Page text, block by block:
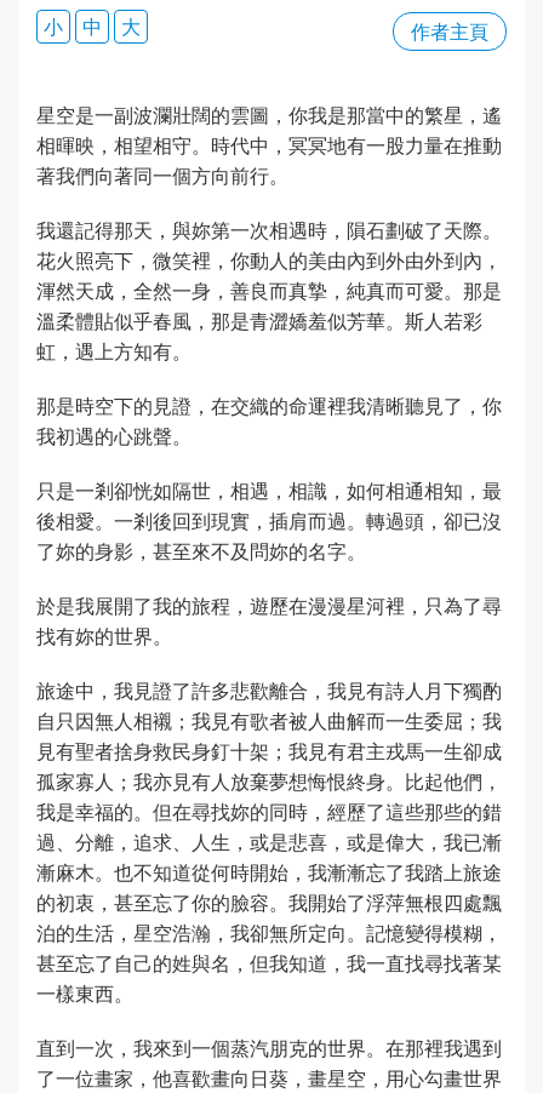
作者主頁
小 中 大
星空是一副波瀾壯闊的雲圖，你我是那當中的繁星，遙
相暉映，相望相守。時代中，冥冥地有一股力量在推動
著我們向著同一個方向前行。
我還記得那天，與妳第一次相遇時，隕石劃破了天際。
花火照亮下，微笑裡，你動人的美由內到外由外到內，
渾然天成，全然一身，善良而真摯，純真而可愛。那是
溫柔體貼似乎春風，那是青澀嬌羞似芳華。斯人若彩
虹，遇上方知有。
那是時空下的見證，在交織的命運裡我清晰聽見了，你
我初遇的心跳聲。
只是一剎卻恍如隔世，相遇，相識，如何相通相知，最
後相愛。一剎後回到現實，插肩而過。轉過頭，卻已沒
了妳的身影，甚至來不及問妳的名字。
於是我展開了我的旅程，遊歷在漫漫星河裡，只為了尋
找有妳的世界。
旅途中，我見證了許多悲歡離合，我見有詩人月下獨酌
自只因無人相襯；我見有歌者被人曲解而一生委屈；我
見有聖者捨身救民身釘十架；我見有君主戎馬一生卻成
孤家寡人；我亦見有人放棄夢想悔恨終身。比起他們，
我是幸福的。但在尋找妳的同時，經歷了這些那些的錯
過、分離，追求、人生，或是悲喜，或是偉大，我已漸
漸麻木。也不知道從何時開始，我漸漸忘了我踏上旅途
的初衷，甚至忘了你的臉容。我開始了浮萍無根四處飄
泊的生活，星空浩瀚，我卻無所定向。記憶變得模糊，
甚至忘了自己的姓與名，但我知道，我一直找尋找著某
一樣東西。
直到一次，我來到一個蒸汽朋克的世界。在那裡我遇到
了一位畫家，他喜歡畫向日葵，畫星空，用心勾畫世界